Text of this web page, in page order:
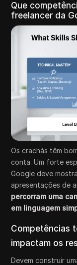
Que
freelancer da
Os crachás têm
conta. Um forte
Google deve
apresentações de
percorram uma
em linguagem
Competências
impactam os
Devem construir